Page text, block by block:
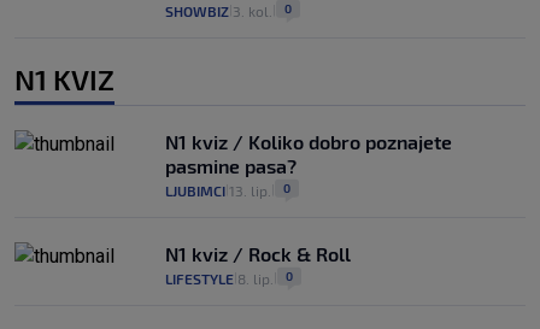
SHOWBIZ 3. kol. 0
N1 KVIZ
N1 kviz / Koliko dobro poznajete
pasmine pasa?
LJUBIMCI 13. lip. 0
N1 kviz / Rock & Roll
LIFESTYLE 8. lip. 0